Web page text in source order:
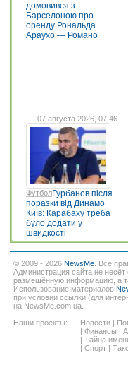
домовився з
Барселоною про
оренду Рональда
Араухо — Романо
07 августа 2026, 07:46
ФутболГурбанов після
поразки від Динамо
Київ: Карабаху треба
було додати у
швидкості
© 2009 - 2026 NewsMe . Все
Администрация сайта не несёт
размещённую информацию, а
Использование материалов
при условии ссылки (для
на NewsMe.com.ua.
Наши проекты:
Новости
Финансы
Тайна
Спорт